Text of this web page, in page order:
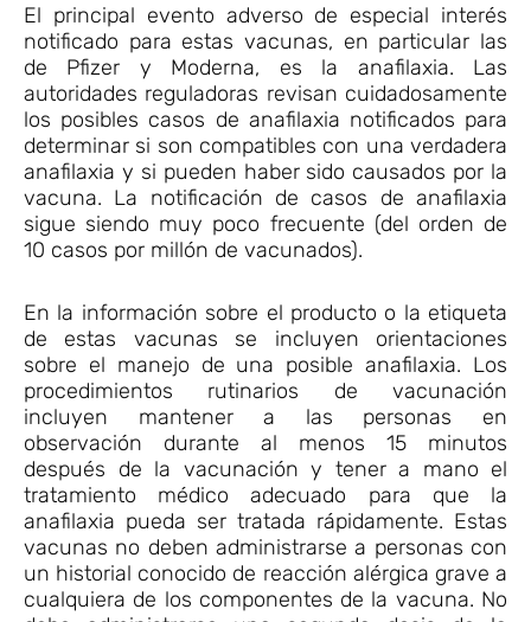
El principal evento adverso de especial interés
notificado para estas vacunas, en particular las
de Pfizer y Moderna, es la anafilaxia. Las
autoridades reguladoras revisan cuidadosamente
los posibles casos de anafilaxia notificados para
determinar si son compatibles con una verdadera
anafilaxia y si pueden haber sido causados por la
vacuna. La notificación de casos de anafilaxia
sigue siendo muy poco frecuente (del orden de
10 casos por millón de vacunados).
En la información sobre el producto o la etiqueta
de estas vacunas se incluyen orientaciones
sobre el manejo de una posible anafilaxia. Los
procedimientos rutinarios de vacunación
incluyen mantener a las personas en
observación durante al menos 15 minutos
después de la vacunación y tener a mano el
tratamiento médico adecuado para que la
anafilaxia pueda ser tratada rápidamente. Estas
vacunas no deben administrarse a personas con
un historial conocido de reacción alérgica grave a
cualquiera de los componentes de la vacuna. No